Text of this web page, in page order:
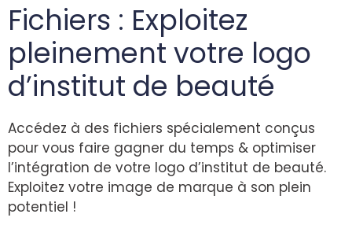
Fichiers : Exploitez
pleinement votre logo
d’institut de beauté
Accédez à des fichiers spécialement conçus
pour vous faire gagner du temps & optimiser
l’intégration de votre logo d’institut de beauté.
Exploitez votre image de marque à son plein
potentiel !